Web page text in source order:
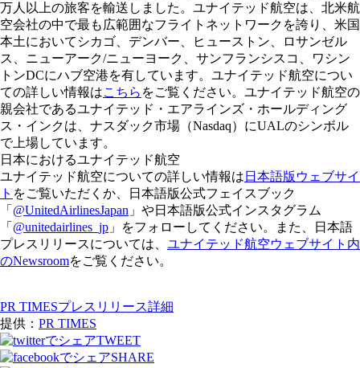
万人以上の旅客を輸送しました。ユナイテッド航空は、北米航
空会社の中で最も広範囲なフライトネットワークを誇り、米国
本土においてシカゴ、デンバー、ヒューストン、ロサンゼル
ス、ニューアーク/ニューヨーク、サンフランシスコ、ワシン
トンDCにハブ空港を有しています。ユナイテッド航空につい
ての詳しい情報はこちら をご覧ください。ユナイテッド航空の
親会社であるユナイテッド・エアラインズ・ホールディング
ス・インクは、ナスダック市場（Nasdaq）にUALのシンボル
で上場しています。
日本におけるユナイテッド航空
ユナイテッド航空についての詳しい情報は 日本語版ウェブサイ
ト をご覧いただくか、日本語版公式フェイスブック
「 @UnitedAirlinesJapan 」や日本語版公式インスタグラム
「 @unitedairlines_jp 」をフォローしてください。また、日本語
プレスリリースについては、 ユナイテッド航空ウェブサイト内
のNewsroomをご覧ください。
PR TIMESプレスリリース詳細
提供： PR TIMES
TWEET
SHARE